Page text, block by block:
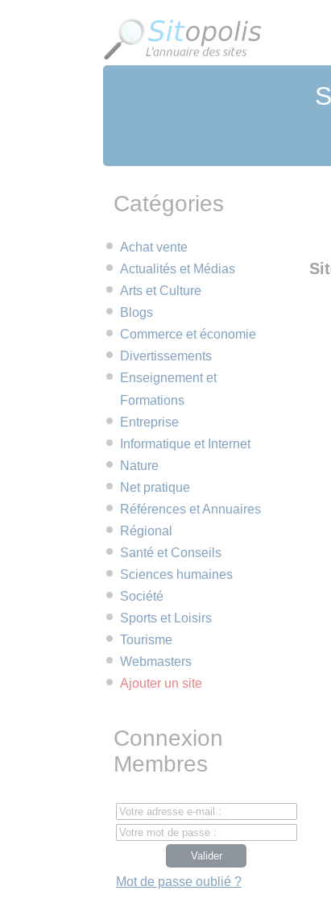
Catégories
Achat vente
Actualités et Médias
Arts et Culture
Blogs
Commerce et économie
Divertissements
Enseignement et
Formations
Entreprise
Informatique et Internet
Nature
Net pratique
Références et Annuaires
Régional
Santé et Conseils
Sciences humaines
Société
Sports et Loisirs
Tourisme
Webmasters
Ajouter un site
Connexion
Membres
Mot de passe oublié ?